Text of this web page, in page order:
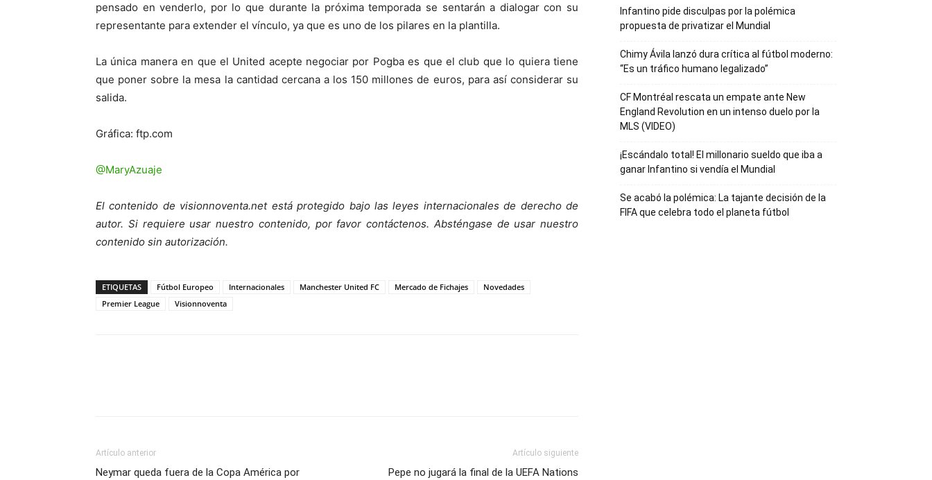
pensado en venderlo, por lo que durante la próxima temporada se sentarán a dialogar con su
representante para extender el vínculo, ya que es uno de los pilares en la plantilla.
La única manera en que el United acepte negociar por Pogba es que el club que lo quiera tiene
que poner sobre la mesa la cantidad cercana a los 150 millones de euros, para así considerar su
salida.
Gráfica: ftp.com
@MaryAzuaje
El contenido de visionnoventa.net está protegido bajo las leyes internacionales de derecho de
autor. Si requiere usar nuestro contenido, por favor contáctenos. Absténgase de usar nuestro
contenido sin autorización.
ETIQUETAS Fútbol Europeo Internacionales Manchester United FC Mercado de Fichajes
Novedades
Premier League
Visionnoventa
Artículo anterior
Neymar queda fuera de la Copa América por
Artículo siguiente
Pepe no jugará la final de la UEFA Nations
Infantino pide disculpas por la polémica
propuesta de privatizar el Mundial
Chimy Ávila lanzó dura crítica al fútbol moderno:
“Es un tráfico humano legalizado”
CF Montréal rescata un empate ante New
England Revolution en un intenso duelo por la
MLS (VIDEO)
¡Escándalo total! El millonario sueldo que iba a
ganar Infantino si vendía el Mundial
Se acabó la polémica: La tajante decisión de la
FIFA que celebra todo el planeta fútbol